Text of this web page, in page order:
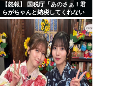
【怒報】 国税庁「あのさぁ！君
らがちゃんと納税してくれない
とこうなっちゃうけどどうす
る？！」←これw w w w w w w w